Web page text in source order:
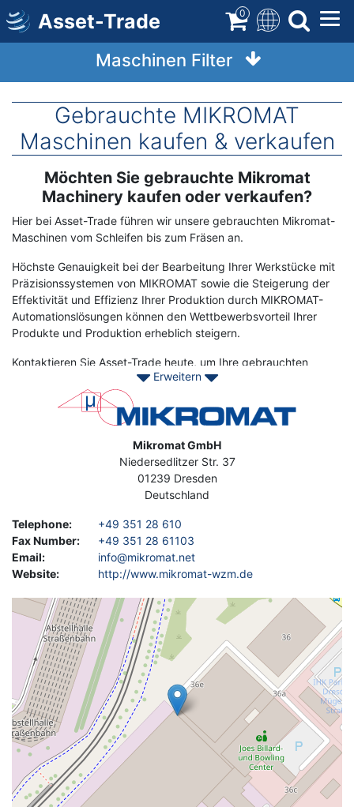
Direkt
zum
Inhalt
Asset-Trade 0
Maschinen Filter
Gebrauchte MIKROMAT
Maschinen kaufen & verkaufen
Description
Möchten Sie gebrauchte Mikromat
Machinery kaufen oder verkaufen?
Hier bei Asset-Trade führen wir unsere gebrauchten Mikromat-
Maschinen vom Schleifen bis zum Fräsen an.
Höchste Genauigkeit bei der Bearbeitung Ihrer Werkstücke mit
Präzisionssystemen von MIKROMAT sowie die Steigerung der
Effektivität und Effizienz Ihrer Produktion durch MIKROMAT-
Automationslösungen können den Wettbewerbsvorteil Ihrer
Produkte und Produktion erheblich steigern.
Kontaktieren Sie Asset-Trade heute, um Ihre gebrauchten
Mikromat Maschinen zu findenErweitern
Mikromat GmbH
Niedersedlitzer Str. 37
01239 Dresden
Deutschland
Telephone:
+49 351 28 610
Fax Number:
+49 351 28 61103
Email:
info@mikromat.net
Website: http://www.mikromat-wzm.de
Geolocation